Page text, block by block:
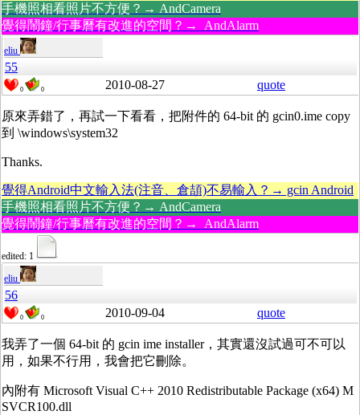
手機照相看照片不方便？→ AndCamera
覺得鬧鐘/行事曆有改進的空間？→ AndAlarm
eliu
55
0 0 2010-08-27 quote
原來弄錯了，再試一下看看，把附件的 64-bit 的 gcin0.ime copy
到 \windows\system32
Thanks.
覺得Android中文輸入法(注音、倉頡)不易輸入？→ gcin Android
手機照相看照片不方便？→ AndCamera
覺得鬧鐘/行事曆有改進的空間？→ AndAlarm
edited: 1
eliu
56
0 0 2010-09-04 quote
我弄了一個 64-bit 的 gcin ime installer，其實還沒試過可不可以
用，如果不行用，我會把它刪除。
內附有 Microsoft Visual C++ 2010 Redistributable Package (x64) M
SVCR100.dll